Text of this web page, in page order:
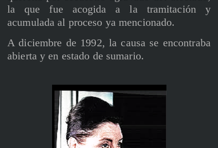
la que fue acogida a la tramitación y
acumulada al proceso ya mencionado.
A diciembre de 1992, la causa se encontraba
abierta y en estado de sumario.